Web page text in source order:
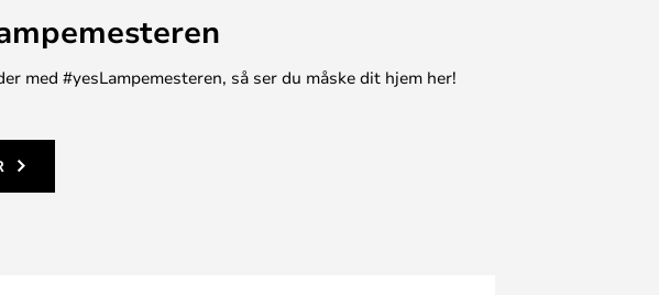
med #yesLampemesteren, så ser du måske dit hjem her!